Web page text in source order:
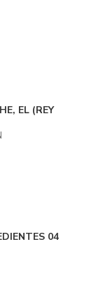
EL (REY
04